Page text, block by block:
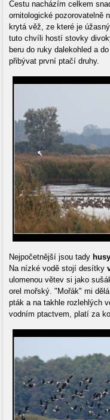
Cestu nacházím celkem
ornitologické pozorovatelně
krytá věž, ze které je
tuto chvíli hostí stovky
beru do ruky dalekohled a
přibývat první ptačí druhy.
Nejpočetnější jsou tady
Na nízké vodě stojí desítky
ulomenou větev si jako
orel mořský. "Mořák" mi
pták a na takhle rozlehlých
vodním ptactvem, platí za